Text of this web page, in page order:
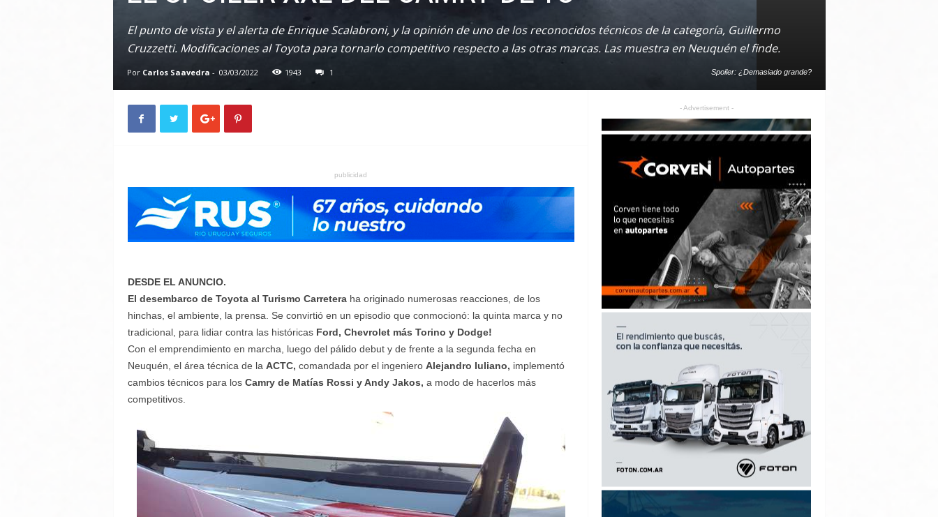
Spoiler: ¿Demasiado grande?
El punto de vista y el alerta de Enrique Scalabroni, y la opinión de uno de los reconocidos técnicos de la categoría, Guillermo
Cruzzetti. Modificaciones al Toyota para tornarlo competitivo respecto a las otras marcas. Las muestra en Neuquén el finde.
Por Carlos Saavedra - 03/03/2022 1943 1
publicidad
DESDE EL ANUNCIO.
El desembarco de Toyota al Turismo Carreteraha originado numerosas reacciones, de los
hinchas, el ambiente, la prensa. Se convirtió en un episodio que conmocionó: la quinta marca y no
tradicional, para lidiar contra las históricas Ford, Chevrolet más Torino y Dodge!
Con el emprendimiento en marcha, luego del pálido debut y de frente a la segunda fecha en
Neuquén, el área técnica de la ACTC, comandada por el ingeniero Alejandro Iuliano, implementó
cambios técnicos para losCamry de Matías Rossi y Andy Jakos, a modo de hacerlos más
competitivos.
- Advertisement -